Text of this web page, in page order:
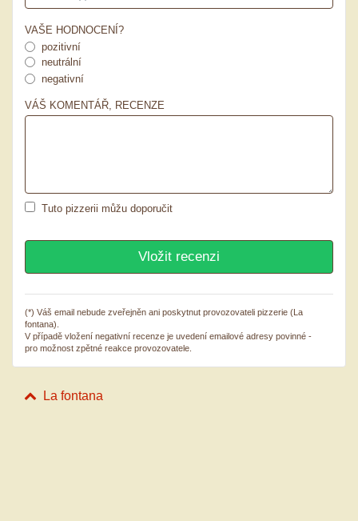
VAŠE HODNOCENÍ?
pozitivní
neutrální
negativní
VÁŠ KOMENTÁŘ, RECENZE
Tuto pizzerii můžu doporučit
(*) Váš email nebude zveřejněn ani poskytnut provozovateli pizzerie (La
fontana).
V případě vložení negativní recenze je uvedení emailové adresy povinné -
pro možnost zpětné reakce provozovatele.
La fontana